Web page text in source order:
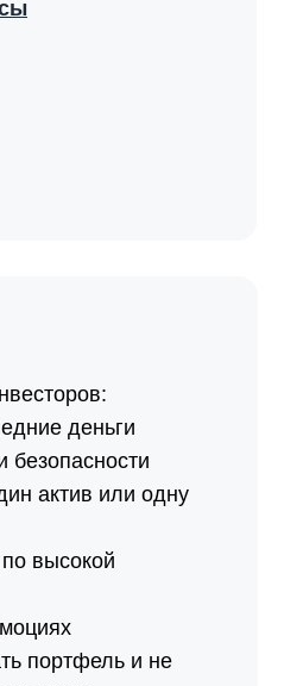
деньги
безопасности
актив или одну
высокой
портфель и не